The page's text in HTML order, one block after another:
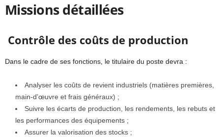
Missions détaillées
Contrôle des coûts de production
Dans le cadre de ses fonctions, le titulaire du poste devra :
Analyser les coûts de revient industriels (matières premières,
main-d’œuvre et frais généraux) ;
Suivre les écarts de production, les rendements, les rebuts et
les performances des équipements ;
Assurer la valorisation des stocks ;